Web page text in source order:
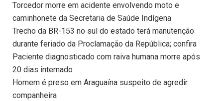
Torcedor morre em acidente envolvendo moto e
caminhonete da Secretaria de Saúde Indígena
Trecho da BR-153 no sul do estado terá manutenção
durante feriado da Proclamação da República; confira
Paciente diagnosticado com raiva humana morre após
20 dias internado
Homem é preso em Araguaína suspeito de agredir
companheira